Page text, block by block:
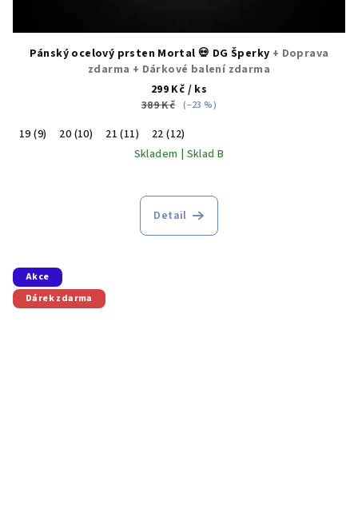
Pánský ocelový prsten Mortal 💀 DG Šperky + Doprava
zdarma + Dárkové balení zdarma
299 Kč / ks
389 Kč (–23 %)
19 (9) 20 (10) 21 (11)
22 (12)
Skladem | Sklad B
Detail
Akce
Dárek zdarma